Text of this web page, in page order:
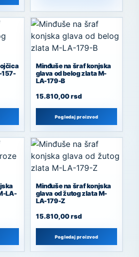
157-
Minđuše na šraf konjska
glava od belog zlata M-
LA-179-B
15.810,00rsd
Pogledaj proizvod
LA-
Minđuše na šraf konjska
glava od žutog zlata M-
LA-179-Z
15.810,00rsd
Pogledaj proizvod